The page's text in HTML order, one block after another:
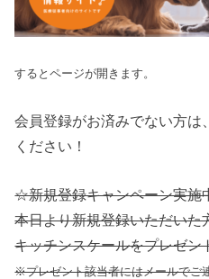
するとページが開きます。
会員登録がお済みでない方は
ください！
☆新規登録キャンペーン実
本日より新規登録いただい
キッチンスケールをプレゼン
※プレゼント該当者にはメールでご